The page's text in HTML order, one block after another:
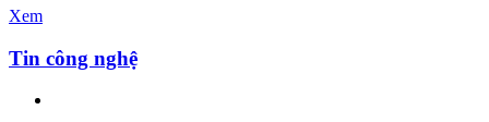
Xem
Tin công nghệ